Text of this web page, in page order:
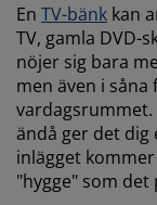
med
och
och stryk
En TV-bänk kan
TV, gamla DVD-
nöjer sig bara
men även i såna
ändå ger det
inlägget
"hygge" som det